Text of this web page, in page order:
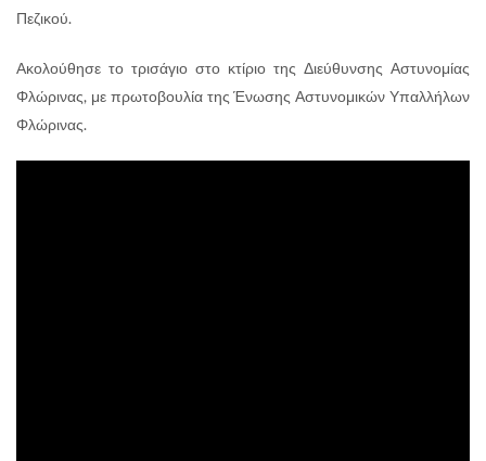
Πεζικού.
Ακολούθησε το τρισάγιο στο κτίριο της Διεύθυνσης Αστυνομίας
Φλώρινας, με πρωτοβουλία της Ένωσης Αστυνομικών Υπαλλήλων
Φλώρινας.